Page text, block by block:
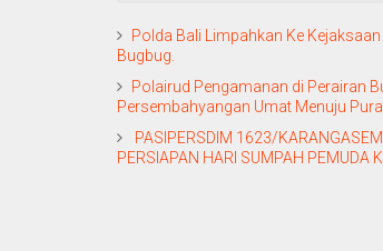
Polda Bali Limpahkan Ke
Bugbug.
Polairud Pengamanan di Perairan
Persembahyangan Umat Menuju
PASIPERSDIM 1623/
PERSIAPAN HARI SUMPAH PEMUDA